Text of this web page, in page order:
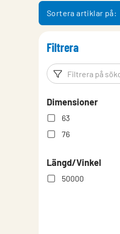
Montering
Sortera artiklar på:
Filtrera
Filtreringsord
Dimensioner
63
76
Längd/Vinkel
50000